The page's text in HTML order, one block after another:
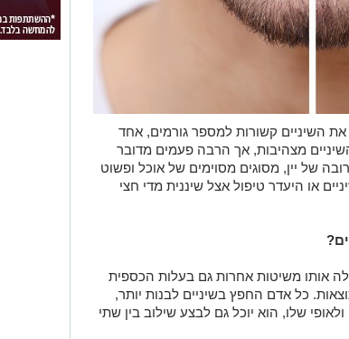
את השיניים קשורות למספר גורמים, אחד
מצהיבות, אך הרבה פעמים מדובר
של יין, מסוגים מסוימים של אוכל ופשוט
או היעדר טיפול אצל שיננית מדי חצי
להלבנת שיניים?
אותו משיטות אחרות גם בעלות הכספית
כל אדם החפץ בשיניים לבנות יותר,
שלו, הוא יוכל גם לבצע שילוב בין שתי